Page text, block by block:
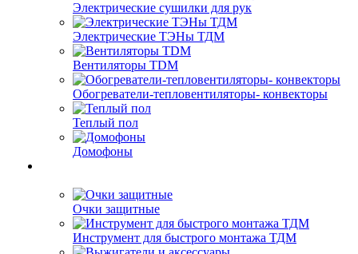
Электрические сушилки для рук
Электрические ТЭНы ТДМ
Вентиляторы TDM
Обогреватели-тепловентиляторы- конвекторы
Теплый пол
Домофоны
Очки защитные
Инструмент для быстрого монтажа ТДМ